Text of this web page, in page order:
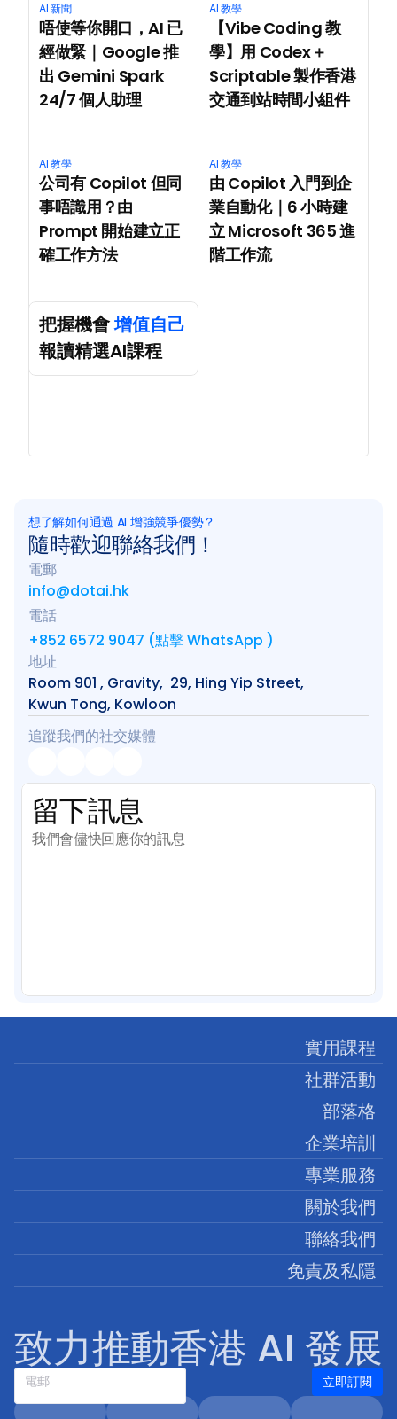
AI 新聞
唔使等你開口，AI 已
經做緊｜Google 推
出 Gemini Spark
24/7 個人助理
AI 教學
【Vibe Coding 教
學】用 Codex＋
Scriptable 製作香港
交通到站時間小組件
AI 教學
公司有 Copilot 但同
事唔識用？由
Prompt 開始建立正
確工作方法
AI 教學
由 Copilot 入門到企
業自動化｜6 小時建
立 Microsoft 365 進
階工作流
把握機會 增值自己
報讀精選AI課程
想了解如何通過 AI 增強競爭優勢？
隨時歡迎聯絡我們！
電郵
info@dotai.hk
電話
+852 6572 9047 (點擊 WhatsApp )
地址
Room 901 , Gravity,  29, Hing Yip Street,
Kwun Tong, Kowloon
追蹤我們的社交媒體
留下訊息
我們會儘快回應你的訊息
致力推動香港 AI 發展
電郵 立即訂閱
實用課程
社群活動
部落格
企業培訓
專業服務
關於我們
聯絡我們
免責及私隱